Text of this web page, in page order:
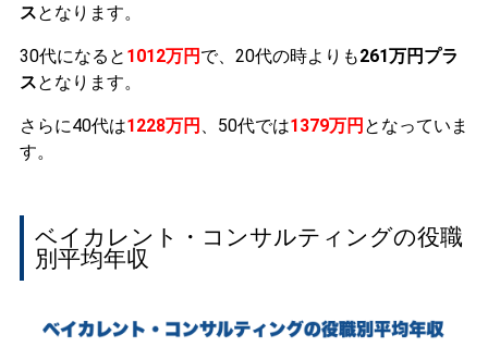
スとなります。
30代になると 1012万円 で、20代の時よりも261万円プラ
スとなります。
さらに40代は1228万円 、50代では1379万円 となっていま
す。
ベイカレント・コンサルティングの役職
別平均年収